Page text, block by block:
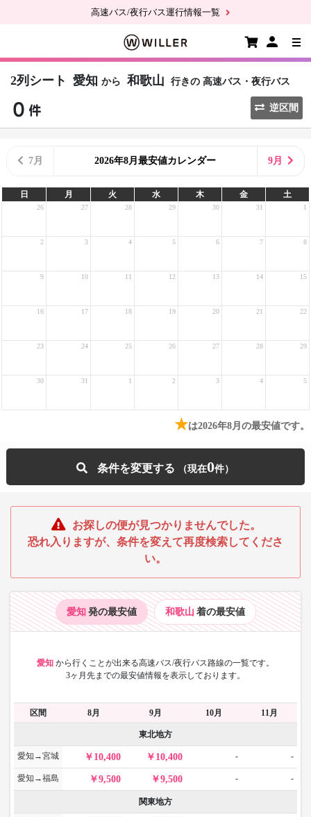
高速バス/夜行バス運行情報一覧
2列シート 愛知 から 和歌山 行きの 高速バス・夜行バス
逆区間
7月 2026年8月最安値カレンダー 9月
日 月 火 水 木 金 土
26 27 28 29 30 31 1
2 3 4 5 6 7 8
9 10 11 12 13 14 15
16 17 18 19 20 21 22
23 24 25 26 27 28 29
30 31 1 2 3 4 5
★は2026年8月の最安値です。
条件を変更する 0
お探しの便が見つかりませんでした。
恐れ入りますが、条件を変えて再度検索してくださ
い。
愛知 発の最安値 和歌山 着の最安値
愛知 から行くことが出来る高速バス/夜行バス路線の一覧です。
3ヶ月先までの最安値情報を表示しております。
区間 8月 9月 10月 11月
東北地方
愛知→宮城 10,400 10,400 - -
愛知→福島 9,500 9,500 - -
関東地方